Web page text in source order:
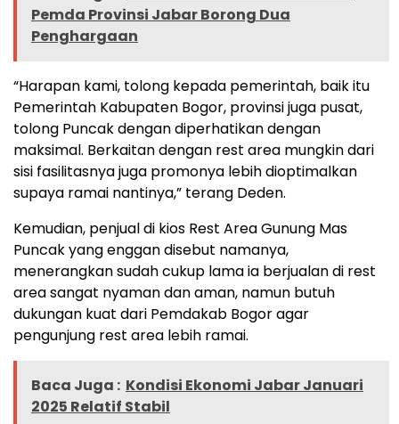
Pemda Provinsi Jabar Borong Dua
Penghargaan
“Harapan kami, tolong kepada pemerintah, baik itu
Pemerintah Kabupaten Bogor, provinsi juga pusat,
tolong Puncak dengan diperhatikan dengan
maksimal. Berkaitan dengan rest area mungkin dari
sisi fasilitasnya juga promonya lebih dioptimalkan
supaya ramai nantinya,” terang Deden.
Kemudian, penjual di kios Rest Area Gunung Mas
Puncak yang enggan disebut namanya,
menerangkan sudah cukup lama ia berjualan di rest
area sangat nyaman dan aman, namun butuh
dukungan kuat dari Pemdakab Bogor agar
pengunjung rest area lebih ramai.
Baca Juga : Kondisi Ekonomi Jabar Januari
2025 Relatif Stabil